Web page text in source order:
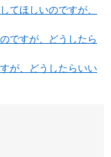
てほしいのですが、
ですが、どうしたら
が、どうしたらいい